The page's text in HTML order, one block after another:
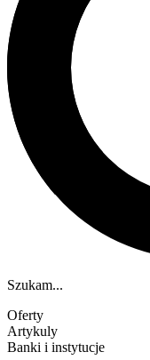
Szukam...
Oferty
Artykuly
Banki i instytucje